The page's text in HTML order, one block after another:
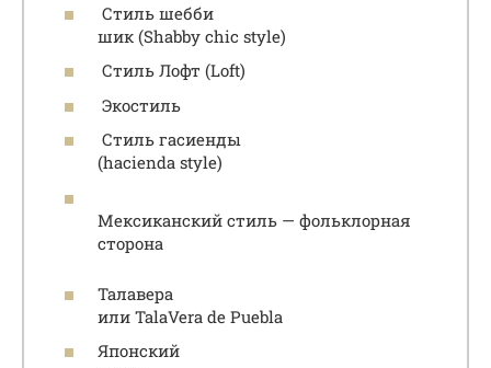
Стиль шебби
шик (Shabby chic style)
Стиль Лофт (Loft)
Экостиль
Стиль гасиенды
(hacienda style)
Мексиканский стиль — фольклорная
сторона
Талавера
или TalaVera de Puebla
Японский